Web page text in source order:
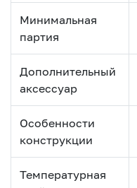
Минимальная
партия
Дополнительный
аксессуар
Особенности
конструкции
Температурная